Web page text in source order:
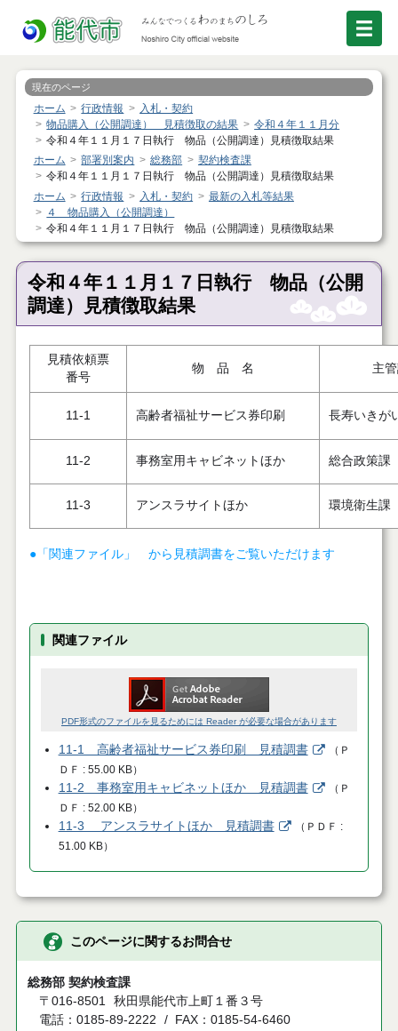
現在のページ
ホーム 行政情報
入札・契約
物品購入（公開調達） 見積徴取の結果
令和４年１１月分
令和４年１１月１７日執行 物品（公開調達）見積徴取結果
ホーム
部署別案内 総務部
契約検査課
令和４年１１月１７日執行 物品（公開調達）見積徴取結果
ホーム
行政情報 入札・契約
最新の入札等結果
４ 物品購入（公開調達）
令和４年１１月１７日執行 物品（公開調達）見積徴取結果
令和４年１１月１７日執行 物品（公開
調達）見積徴取結果
見積依頼票
番号
物 品 名 主
11-1 高齢者福祉サービス券印刷 長寿いきが
11-2 事務室用キャビネットほか 総合政策課
11-3 アンスラサイトほか 環境衛生課
●「関連ファイル」 から見積調書をご覧いただけます
関連ファイル
PDF形式のファイルを見るためには Reader が必要な場合があります
11-1 高齢者福祉サービス券印刷 見積調書 （ Ｐ
ＤＦ
55.00 KB）
11-2 事務室用キャビネットほか 見積調書 （ Ｐ
ＤＦ
52.00 KB）
11-3 アンスラサイトほか 見積調書 （ ＰＤＦ
51.00 KB）
このページに関するお問合せ
総務部 契約検査課
〒016-8501 秋田県能代市上町１番３号
電話：0185-89-2222
FAX：0185-54-6460